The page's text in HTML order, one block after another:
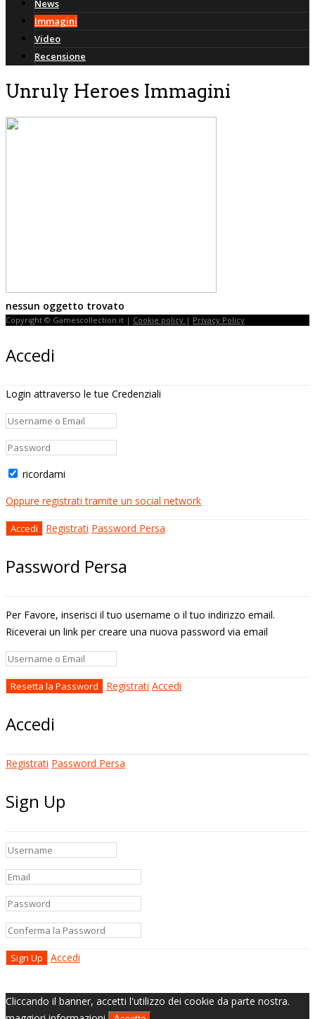
News
Immagini
Video
Recensione
Unruly Heroes Immagini
nessun oggetto trovato
Copyright © Gamescollection.it | Cookie policy | Privacy Policy
Accedi
Login attraverso le tue Credenziali
ricordami
Oppure registrati tramite un social network
Registrati Password Persa
Password Persa
Per Favore, inserisci il tuo username o il tuo indirizzo email.
Riceverai un link per creare una nuova password via email
Registrati Accedi
Accedi
Registrati Password Persa
Sign Up
Accedi
Cliccando il banner, accetti l'utilizzo dei cookie da parte nostra.